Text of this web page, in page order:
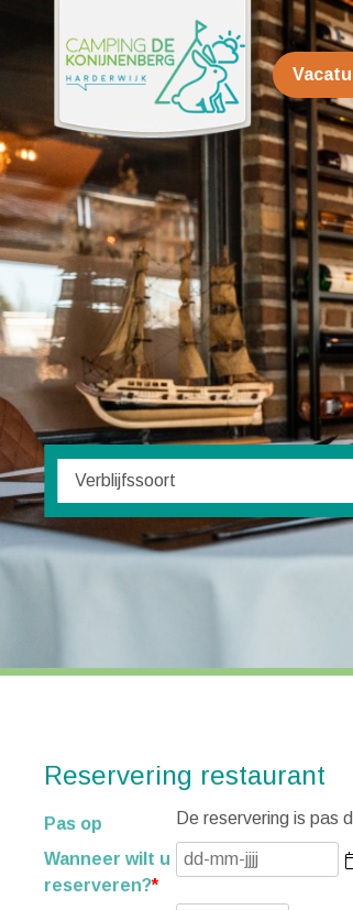
Reservering restaurant
Pas op De reservering is pas
Wanneer wilt u
reserveren?*